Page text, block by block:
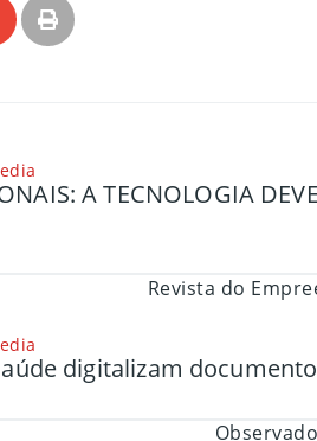
A TECNOLOGIA
digitalizam